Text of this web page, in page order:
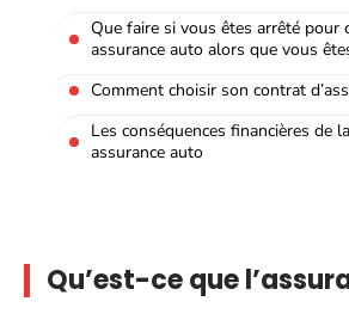
Que faire si vous êtes arrêté pour
assurance auto alors que vous
Comment choisir son contrat
Les conséquences financières de
assurance auto
Qu’est-ce que